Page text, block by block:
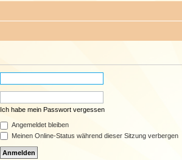
Ich habe mein Passwort vergessen
Angemeldet bleiben
Meinen Online-Status während dieser Sitzung verbergen